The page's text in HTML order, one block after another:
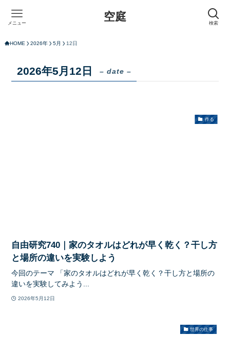
空庭 検索
メニュー
HOME 2026年 5月 12日
2026年5月12日 – date –
作る
自由研究740｜家のタオルはどれが早く乾く？干し方
と場所の違いを実験しよう
今回のテーマ 「家のタオルはどれが早く乾く？干し方と場所の
違いを実験してみよう...
2026年5月12日
世界の仕事